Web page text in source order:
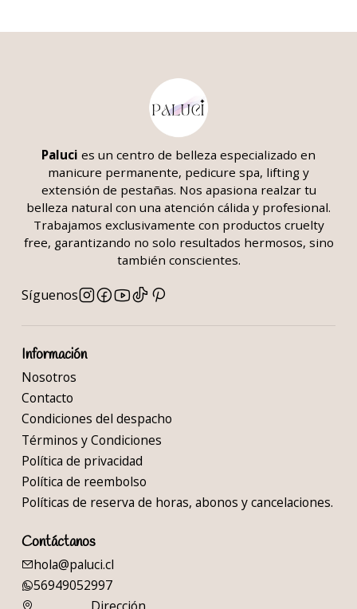
Paluci es un centro de belleza especializado en
manicure permanente, pedicure spa, lifting y
extensión de pestañas. Nos apasiona realzar tu
belleza natural con una atención cálida y profesional.
Trabajamos exclusivamente con productos cruelty
free, garantizando no solo resultados hermosos, sino
también conscientes.
Síguenos
Información
Nosotros
Contacto
Condiciones del despacho
Términos y Condiciones
Política de privacidad
Política de reembolso
Políticas de reserva de horas, abonos y cancelaciones.
Contáctanos
hola@paluci.cl
56949052997